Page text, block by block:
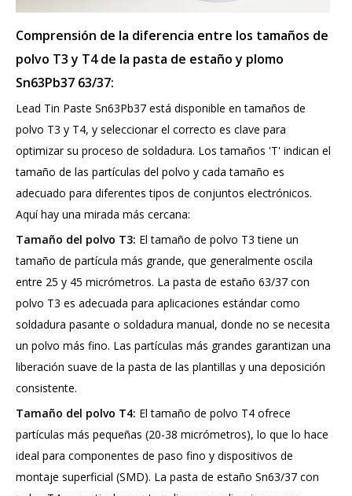
Comprensión de la diferencia entre los tamaños de
polvo T3 y T4 de la pasta de estaño y plomo
Sn63Pb37 63/37:
Lead Tin Paste Sn63Pb37 está disponible en tamaños de
polvo T3 y T4, y seleccionar el correcto es clave para
optimizar su proceso de soldadura. Los tamaños 'T' indican el
tamaño de las partículas del polvo y cada tamaño es
adecuado para diferentes tipos de conjuntos electrónicos.
Aquí hay una mirada más cercana:
Tamaño del polvo T3: El tamaño de polvo T3 tiene un
tamaño de partícula más grande, que generalmente oscila
entre 25 y 45 micrómetros. La pasta de estaño 63/37 con
polvo T3 es adecuada para aplicaciones estándar como
soldadura pasante o soldadura manual, donde no se necesita
un polvo más fino. Las partículas más grandes garantizan una
liberación suave de la pasta de las plantillas y una deposición
consistente.
Tamaño del polvo T4: El tamaño de polvo T4 ofrece
partículas más pequeñas (20-38 micrómetros), lo que lo hace
ideal para componentes de paso fino y dispositivos de
montaje superficial (SMD). La pasta de estaño Sn63/37 con